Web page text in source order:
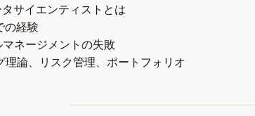
サイエンティストとは
の経験
ネージメントの失敗
論、リスク管理、ポートフォリオ